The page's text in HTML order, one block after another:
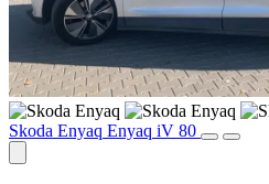
Skoda Enyaq Enyaq iV 80